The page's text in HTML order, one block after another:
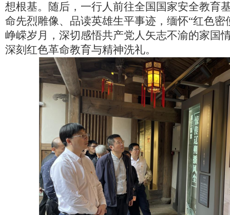
想根基。随后，一行人前往全国国家安全教育
命先烈雕像、品读英雄生平事迹，缅怀“红色
峥嵘岁月，深切感悟共产党人矢志不渝的家国
深刻红色革命教育与精神洗礼。